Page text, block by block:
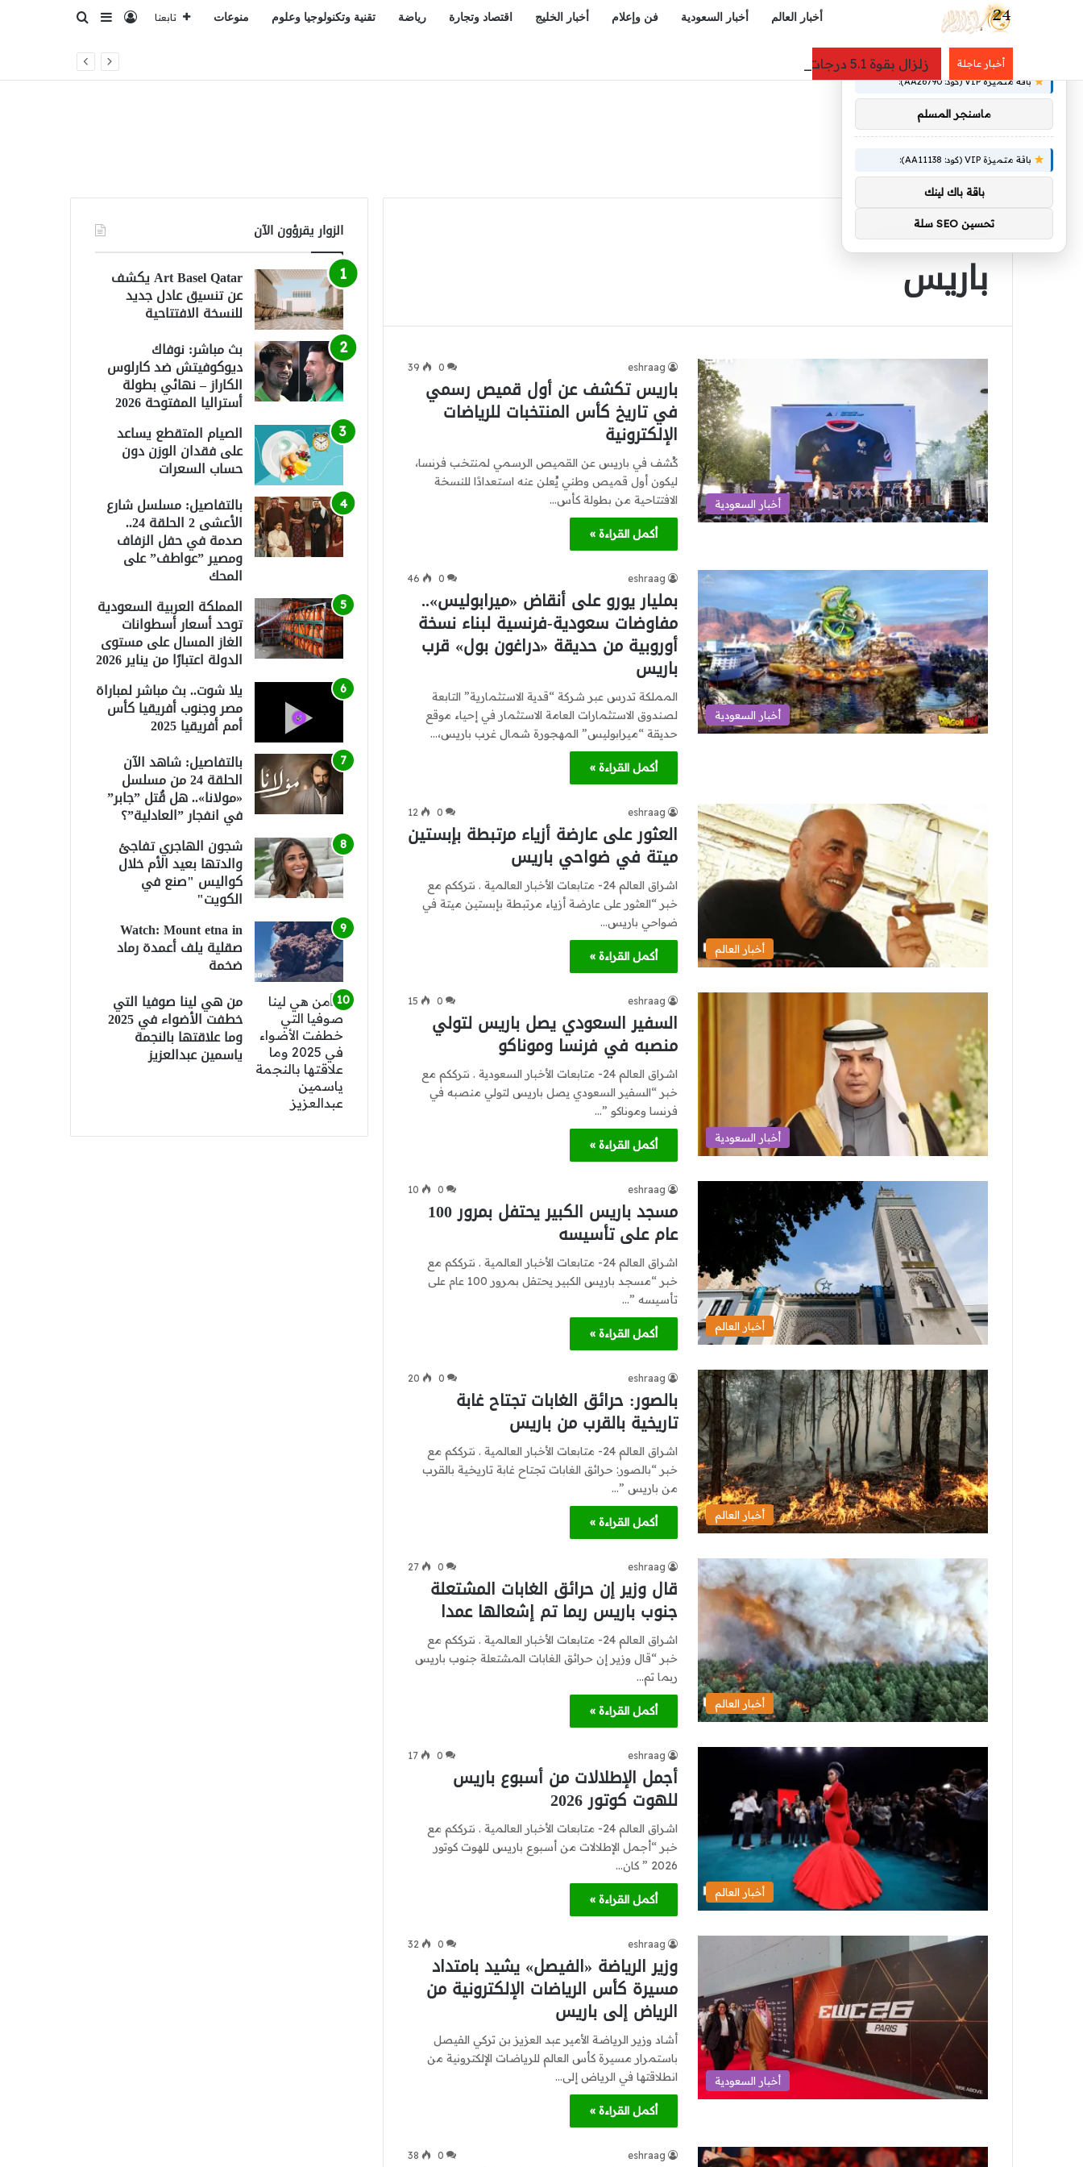
أخبار العالم أخبار السعودية فن وإعلام أخبار الخليج اقتصاد وتجارة رياضة تقنية وتكنولوجيا وعلوم منوعات تابعنا تسجيل الدخول
إضافة عمود
بحث عن
أخبار عاجلة زلزال بقوة 5.1 درجات يضرب محافظة كوماموتو اليابانية دون ضحايا
الرئيسية/
باريس
أخبار السعودية
eshraag
0
39
باريس تكشف عن أول قميص رسمي
في تاريخ كأس المنتخبات للرياضات
الإلكترونية
كُشف في باريس عن القميص الرسمي لمنتخب فرنسا،
ليكون أول قميص وطني يُعلن عنه استعدادًا للنسخة
الافتتاحية من بطولة كأس…
أكمل القراءة »
أخبار السعودية
eshraag
0
46
بمليار يورو على أنقاض «ميرابوليس»..
مفاوضات سعودية-فرنسية لبناء نسخة
أوروبية من حديقة «دراغون بول» قرب
باريس
المملكة تدرس عبر شركة “قدية الاستثمارية” التابعة
لصندوق الاستثمارات العامة الاستثمار في إحياء موقع
حديقة “ميرابوليس” المهجورة شمال غرب باريس،…
أكمل القراءة »
أخبار العالم
eshraag
0
12
العثور على عارضة أزياء مرتبطة بإبستين
ميتة في ضواحي باريس
اشراق العالم 24- متابعات الأخبار العالمية . نترككم مع
خبر “العثور على عارضة أزياء مرتبطة بإبستين ميتة في
ضواحي باريس…
أكمل القراءة »
أخبار السعودية
eshraag
0
15
السفير السعودي يصل باريس لتولي
منصبه في فرنسا وموناكو
اشراق العالم 24- متابعات الأخبار السعودية . نترككم مع
خبر “السفير السعودي يصل باريس لتولي منصبه في
فرنسا وموناكو ”…
أكمل القراءة »
أخبار العالم
eshraag
0
10
مسجد باريس الكبير يحتفل بمرور 100
عام على تأسيسه
اشراق العالم 24- متابعات الأخبار العالمية . نترككم مع
خبر “مسجد باريس الكبير يحتفل بمرور 100 عام على
تأسيسه ”…
أكمل القراءة »
أخبار العالم
eshraag
0
20
بالصور: حرائق الغابات تجتاح غابة
تاريخية بالقرب من باريس
اشراق العالم 24- متابعات الأخبار العالمية . نترككم مع
خبر “بالصور: حرائق الغابات تجتاح غابة تاريخية بالقرب
من باريس ”…
أكمل القراءة »
أخبار العالم
eshraag
0
27
قال وزير إن حرائق الغابات المشتعلة
جنوب باريس ربما تم إشعالها عمدا
اشراق العالم 24- متابعات الأخبار العالمية . نترككم مع
خبر “قال وزير إن حرائق الغابات المشتعلة جنوب باريس
ربما تم…
أكمل القراءة »
أخبار العالم
eshraag
0
17
أجمل الإطلالات من أسبوع باريس
للهوت كوتور 2026
اشراق العالم 24- متابعات الأخبار العالمية . نترككم مع
خبر “أجمل الإطلالات من أسبوع باريس للهوت كوتور
2026 ” كان…
أكمل القراءة »
أخبار السعودية
eshraag
0
32
وزير الرياضة «الفيصل» يشيد بامتداد
مسيرة كأس الرياضات الإلكترونية من
الرياض إلى باريس
أشاد وزير الرياضة الأمير عبد العزيز بن تركي الفيصل
باستمرار مسيرة كأس العالم للرياضات الإلكترونية من
انطلاقتها في الرياض إلى…
أكمل القراءة »
eshraag
0
38
الزوار يقرؤون الآن
Art Basel Qatar يكشف
عن تنسيق عادل جديد
للنسخة الافتتاحية
بث مباشر: نوفاك
ديوكوفيتش ضد كارلوس
الكاراز – نهائي بطولة
أستراليا المفتوحة 2026
الصيام المتقطع يساعد
على فقدان الوزن دون
حساب السعرات
بالتفاصيل: مسلسل شارع
الأعشى 2 الحلقة 24..
صدمة في حفل الزفاف
ومصير ”عواطف” على
المحك
المملكة العربية السعودية
توحد أسعار أسطوانات
الغاز المسال على مستوى
الدولة اعتبارًا من يناير 2026
يلا شوت.. بث مباشر لمباراة
مصر وجنوب أفريقيا كأس
أمم أفريقيا 2025
بالتفاصيل: شاهد الآن
الحلقة 24 من مسلسل
«مولانا».. هل قُتل ”جابر”
في انفجار ”العادلية”؟
شجون الهاجري تفاجئ
والدتها بعيد الأم خلال
كواليس "صنع في
الكويت"
Watch: Mount etna in
صقلية يلف أعمدة رماد
ضخمة
من هي لينا صوفيا التي
خطفت الأضواء في 2025
وما علاقتها بالنجمة
ياسمين عبدالعزيز
باقة متميزة VIP (كود: AA26790):
ماسنجر المسلم
باقة متميزة VIP (كود: AA11138):
باقة باك لينك
تحسين SEO سلة